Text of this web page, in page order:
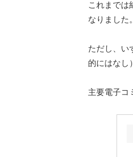
これまでは
なりました。
ただし、い
的にはなし
主要電子コ